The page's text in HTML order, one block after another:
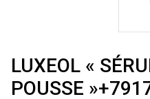
LUXEOL «
POUSSE